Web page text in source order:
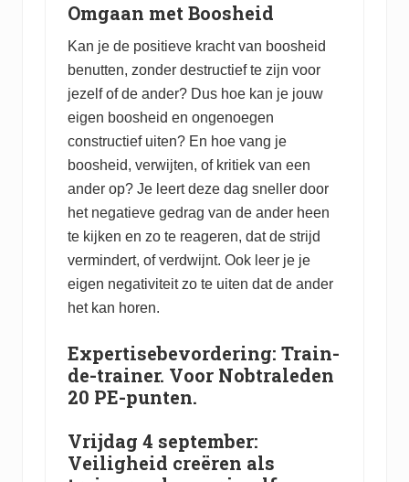
Omgaan met Boosheid
Kan je de positieve kracht van boosheid
benutten, zonder destructief te zijn voor
jezelf of de ander? Dus hoe kan je jouw
eigen boosheid en ongenoegen
constructief uiten? En hoe vang je
boosheid, verwijten, of kritiek van een
ander op? Je leert deze dag sneller door
het negatieve gedrag van de ander heen
te kijken en zo te reageren, dat de strijd
vermindert, of verdwijnt. Ook leer je je
eigen negativiteit zo te uiten dat de ander
het kan horen.
Expertisebevordering: Train-
de-trainer. Voor Nobtraleden
20 PE-punten.
Vrijdag 4 september:
Veiligheid creëren als